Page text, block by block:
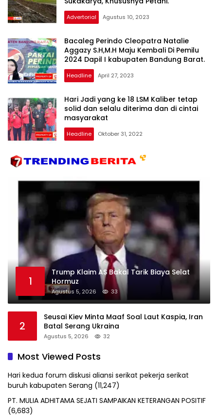
Advertorial Agustus 10, 2023
Bacaleg Perindo Cleopatra Natalie
Aggazy S.H,M.H Maju Kembali Di Pemilu
2024 Dapil I kabupaten Bandung Barat.
Headline April 27, 2023
Hari Jadi yang ke 18 LSM Kaliber tetap
solid dan selalu diterima dan di cintai
masyarakat
Headline Oktober 31, 2022
1
Trump Klaim AS Bakal Tarik Biaya Selat
Hormuz
Agustus 5, 2026 33
2
Seusai Kiev Minta Maaf Soal Laut Kaspia, Iran
Batal Serang Ukraina
Agustus 5, 2026 32
Most Viewed Posts
Hari kedua forum diskusi aliansi serikat pekerja serikat
buruh kabupaten Serang (11,247)
PT. MULIA ADHITAMA SEJATI SAMPAIKAN KETERANGAN POSITIF
(6,683)